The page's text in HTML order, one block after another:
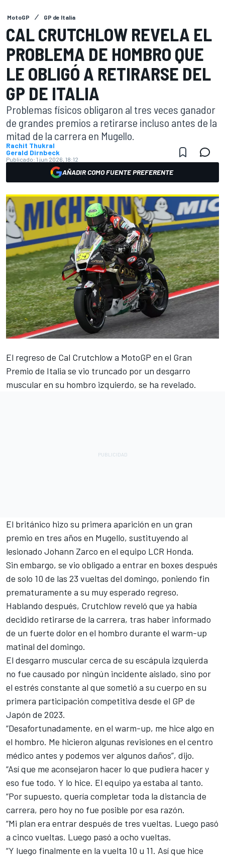
MotoGP GP de Italia
CAL CRUTCHLOW REVELA EL
PROBLEMA DE HOMBRO QUE
LE OBLIGÓ A RETIRARSE DEL
GP DE ITALIA
Problemas físicos obligaron al tres veces ganador
de grandes premios a retirarse incluso antes de la
mitad de la carrera en Mugello.
Rachit Thukral
Gerald Dirnbeck
Publicado: 1 jun 2026, 18:12
AÑADIR COMO FUENTE PREFERENTE
El regreso de Cal Crutchlowa MotoGP en el Gran
Premio de Italia se vio truncado por un desgarro
muscular en su hombro izquierdo, se ha revelado.
El británico hizo su primera aparición en un gran
premio en tres años en Mugello, sustituyendo al
lesionado Johann Zarco en el equipo LCR Honda.
Sin embargo, se vio obligado a entrar en boxes después
de solo 10 de las 23 vueltas del domingo, poniendo fin
prematuramente a su muy esperado regreso.
Hablando después, Crutchlow reveló que ya había
decidido retirarse de la carrera, tras haber informado
de un fuerte dolor en el hombro durante el warm-up
matinal del domingo.
El desgarro muscular cerca de su escápula izquierda
no fue causado por ningún incidente aislado, sino por
el estrés constante al que sometió a su cuerpo en su
primera participación competitiva desde el GP de
Japón de 2023.
“Desafortunadamente, en el warm-up, me hice algo en
el hombro. Me hicieron algunas revisiones en el centro
médico antes y podemos ver algunos daños”, dijo.
“Así que me aconsejaron hacer lo que pudiera hacer y
eso fue todo. Y lo hice. El equipo ya estaba al tanto.
“Por supuesto, quería completar toda la distancia de
carrera, pero hoy no fue posible por esa razón.
“Mi plan era entrar después de tres vueltas. Luego pasó
a cinco vueltas. Luego pasó a ocho vueltas.
“Y luego finalmente en la vuelta 10 u 11. Así que hice